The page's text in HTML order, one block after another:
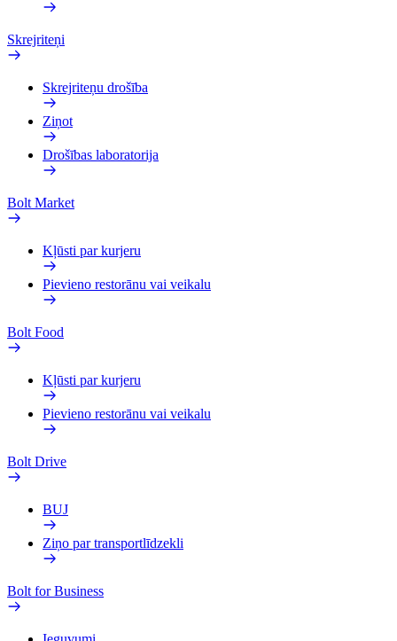
Skrejriteņi
Skrejriteņu drošība
Ziņot
Drošības laboratorija
Bolt Market
Kļūsti par kurjeru
Pievieno restorānu vai veikalu
Bolt Food
Kļūsti par kurjeru
Pievieno restorānu vai veikalu
Bolt Drive
BUJ
Ziņo par transportlīdzekli
Bolt for Business